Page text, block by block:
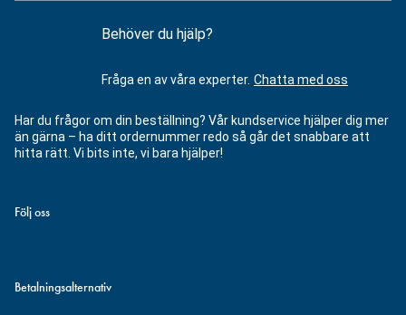
Behöver du hjälp?
Fråga en av våra experter. Chatta med oss
Har du frågor om din beställning? Vår kundservice hjälper dig mer
än gärna – ha ditt ordernummer redo så går det snabbare att
hitta rätt. Vi bits inte, vi bara hjälper!
Följ oss
Betalningsalternativ